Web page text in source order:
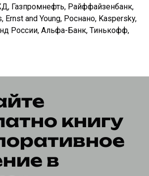
Газпромнефть, Райффайзенбанк,
Ernst and Young, Роснано, Kaspersky,
России, Альфа-Банк, Тинькофф,
книгу
в